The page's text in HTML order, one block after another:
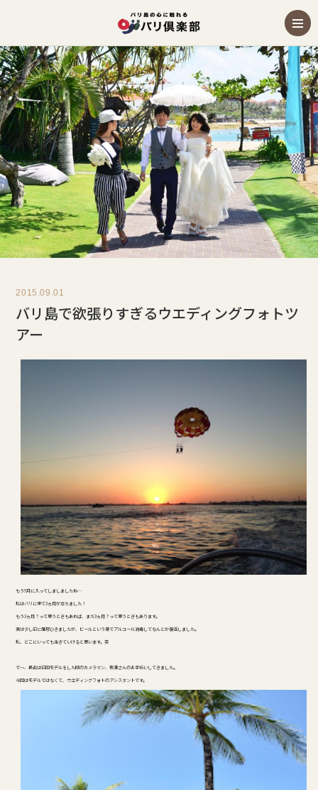
2015.09.01
バリ島で欲張りすぎるウエディングフォトツ
アー
もう9月に入ってしましましたね…
私はバリに来て3ヵ月が立ちました！
もう3ヵ月？って思うときもあれば、まだ3ヵ月？って思うときもあります。
実は少し前に風邪ひきましたが、ビールという薬でアルコール消毒してなんとか復活しました。
私、どこにいっても生きていけると思います。笑
で～、最近は前回モデルをした時のカメラマン、熊澤さんのお手伝いしてきました。
今回はモデルではなくて、ウエディングフォトのアシスタントです。